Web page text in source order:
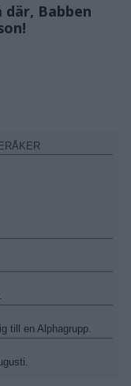
där, Babben
till en Alphagrupp.